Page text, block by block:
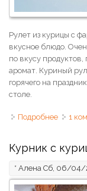
Рулет из курицы с
вкусное блюдо.
по вкусу
аромат. Куриный
горячего на
столе.
Подробнее о 1
Курник с
* Алена Сб, 06/04/